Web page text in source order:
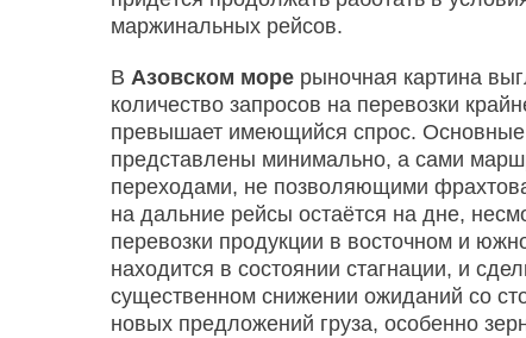
маржинальных рейсов.
В Азовском море рыночная картина
количество запросов на перевозки
превышает имеющийся спрос. Основные
представлены минимально, а сами
переходами, не позволяющими
на дальние рейсы остаётся на дне,
перевозки продукции в восточном и
находится в состоянии стагнации, и
существенном снижении ожиданий со
новых предложений груза, особенно